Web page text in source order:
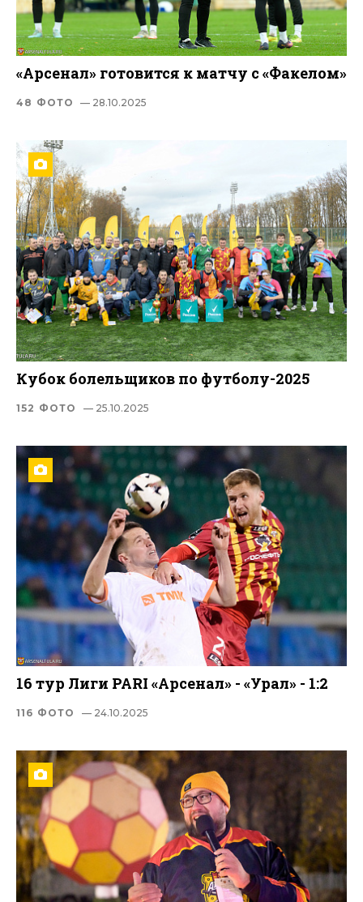
«Арсенал» готовится к матчу c «Факелом»
48 ФОТО — 28.10.2025
Кубок болельщиков по футболу-2025
152 ФОТО — 25.10.2025
16 тур Лиги PARI «Арсенал» - «Урал» - 1:2
116 ФОТО — 24.10.2025